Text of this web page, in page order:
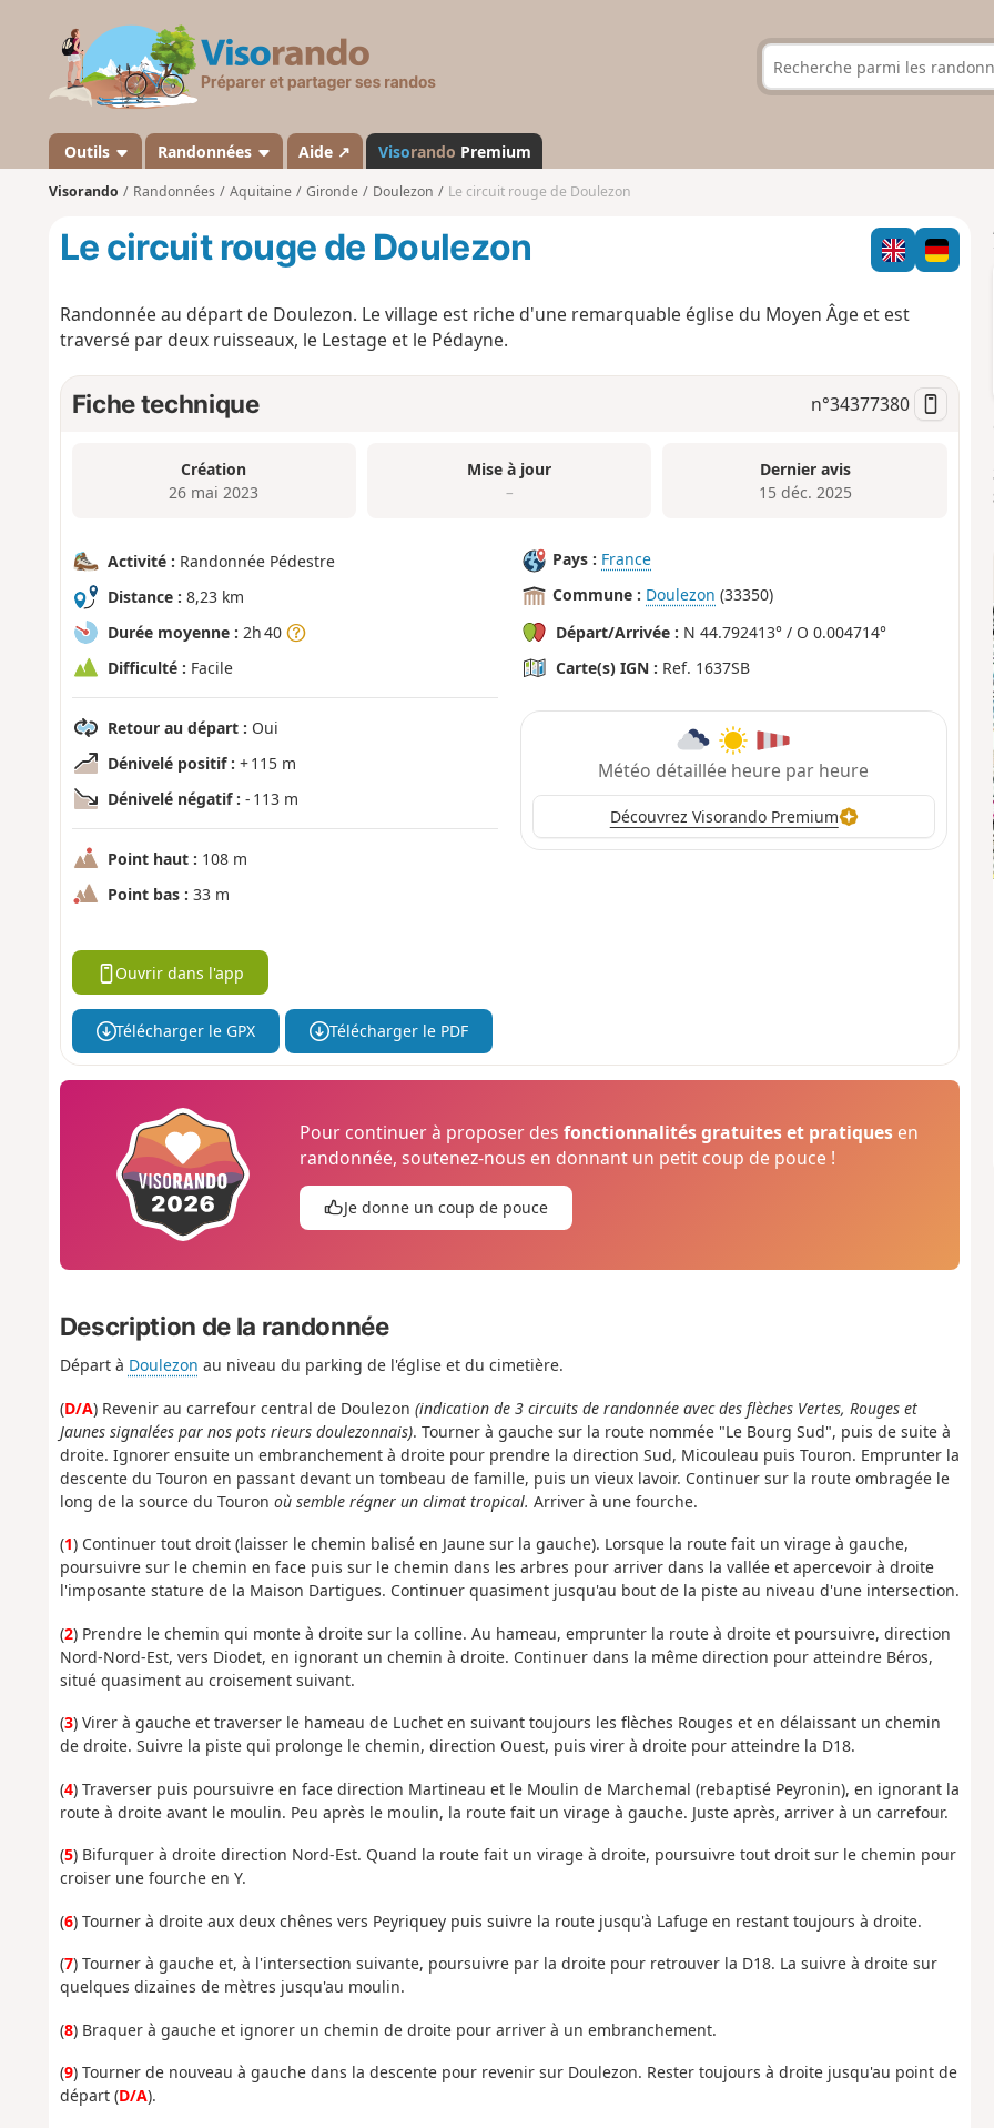
s
a
n
d
Outils Randonnées Aide ↗ Visorando Premium
Visorando Randonnées Aquitaine Gironde Doulezon Le circuit rouge de Doulezon
Le circuit rouge de Doulezon
Randonnée au départ de Doulezon. Le village est riche d'une remarquable église du Moyen Âge et est
traversé par deux ruisseaux, le Lestage et le Pédayne.
Fiche technique n°34377380
Création
26 mai 2023
Mise à jour
–
Dernier avis
15 déc. 2025
Activité : Randonnée Pédestre
Distance : 8,23 km
Durée moyenne : 2h 40
Difficulté : Facile
Retour au départ : Oui
Dénivelé positif : + 115 m
Dénivelé négatif : - 113 m
Point haut : 108 m
Point bas : 33 m
Pays : France
Commune : Doulezon (33350)
Départ/Arrivée : N 44.792413° / O 0.004714°
Carte(s) IGN : Ref. 1637SB
Météo détaillée heure par heure
Découvrez Visorando Premium
Ouvrir dans l'app
Télécharger le GPX Télécharger le PDF
Pour continuer à proposer desfonctionnalités gratuites et pratiques en
randonnée, soutenez-nous en donnant un petit coup de pouce !
Je donne un coup de pouce
Description de la randonnée
Départ à Doulezon au niveau du parking de l'église et du cimetière.
(D/A) Revenir au carrefour central de Doulezon (indication de 3 circuits de randonnée avec des flèches Vertes, Rouges et
Jaunes signalées par nos pots rieurs doulezonnais). Tourner à gauche sur la route nommée "Le Bourg Sud", puis de suite à
droite. Ignorer ensuite un embranchement à droite pour prendre la direction Sud, Micouleau puis Touron. Emprunter la
descente du Touron en passant devant un tombeau de famille, puis un vieux lavoir. Continuer sur la route ombragée le
long de la source du Touron où semble régner un climat tropical. Arriver à une fourche.
(1) Continuer tout droit (laisser le chemin balisé en Jaune sur la gauche). Lorsque la route fait un virage à gauche,
poursuivre sur le chemin en face puis sur le chemin dans les arbres pour arriver dans la vallée et apercevoir à droite
l'imposante stature de la Maison Dartigues. Continuer quasiment jusqu'au bout de la piste au niveau d'une intersection.
(2) Prendre le chemin qui monte à droite sur la colline. Au hameau, emprunter la route à droite et poursuivre, direction
Nord-Nord-Est, vers Diodet, en ignorant un chemin à droite. Continuer dans la même direction pour atteindre Béros,
situé quasiment au croisement suivant.
(3) Virer à gauche et traverser le hameau de Luchet en suivant toujours les flèches Rouges et en délaissant un chemin
de droite. Suivre la piste qui prolonge le chemin, direction Ouest, puis virer à droite pour atteindre la D18.
(4) Traverser puis poursuivre en face direction Martineau et le Moulin de Marchemal (rebaptisé Peyronin), en ignorant la
route à droite avant le moulin. Peu après le moulin, la route fait un virage à gauche. Juste après, arriver à un carrefour.
(5) Bifurquer à droite direction Nord-Est. Quand la route fait un virage à droite, poursuivre tout droit sur le chemin pour
croiser une fourche en Y.
(6) Tourner à droite aux deux chênes vers Peyriquey puis suivre la route jusqu'à Lafuge en restant toujours à droite.
(7) Tourner à gauche et, à l'intersection suivante, poursuivre par la droite pour retrouver la D18. La suivre à droite sur
quelques dizaines de mètres jusqu'au moulin.
(8) Braquer à gauche et ignorer un chemin de droite pour arriver à un embranchement.
(9) Tourner de nouveau à gauche dans la descente pour revenir sur Doulezon. Rester toujours à droite jusqu'au point de
départ (D/A).